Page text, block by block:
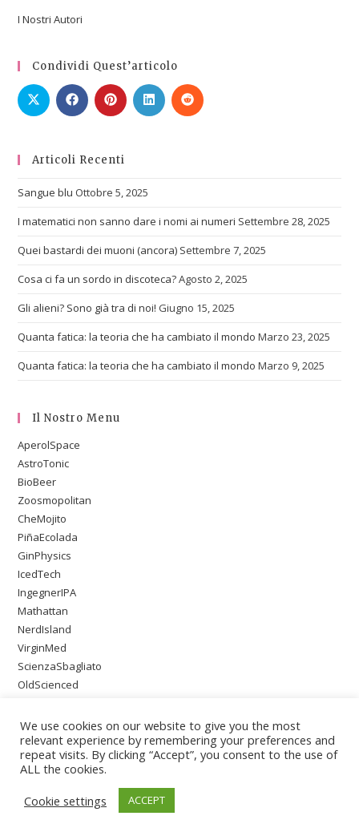
I Nostri Autori
Condividi Quest’articolo
Articoli Recenti
Sangue blu Ottobre 5, 2025
I matematici non sanno dare i nomi ai numeri Settembre 28, 2025
Quei bastardi dei muoni (ancora) Settembre 7, 2025
Cosa ci fa un sordo in discoteca?Agosto 2, 2025
Gli alieni? Sono già tra di noi! Giugno 15, 2025
Quanta fatica: la teoria che ha cambiato il mondo Marzo 23, 2025
Quanta fatica: la teoria che ha cambiato il mondo Marzo 9, 2025
Il Nostro Menu
AperolSpace
AstroTonic
BioBeer
Zoosmopolitan
CheMojito
PiñaEcolada
GinPhysics
IcedTech
IngegnerIPA
Mathattan
NerdIsland
VirginMed
ScienzaSbagliato
OldScienced
PsychoOnTheBeach
We use cookies on our website to give you the most
relevant experience by remembering your preferences and
repeat visits. By clicking “Accept”, you consent to the use of
ALL the cookies.
Cookie settings
ACCEPT